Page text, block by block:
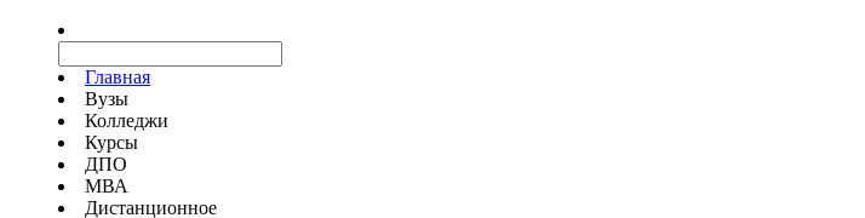
Главная
Вузы
Колледжи
Курсы
ДПО
МВА
Дистанционное